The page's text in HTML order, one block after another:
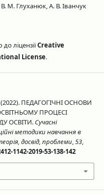
М. Глуханюк, А. В. Іванчук
ліцензіїCreative
License.
(2022). ПЕДАГОГІЧНІ ОСНОВИ
ПРОЦЕСІ
ОСВІТИ. Сучасні
методики навчання в
досвід, проблеми,53,
1142-2019-53-138-142